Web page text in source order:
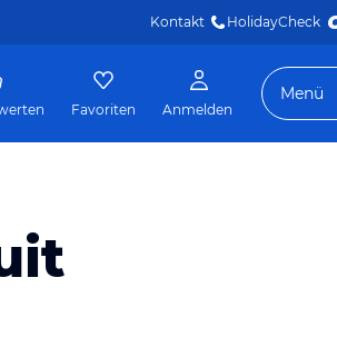
Kontakt HolidayCheck
Favoriten Anmelden
Menü